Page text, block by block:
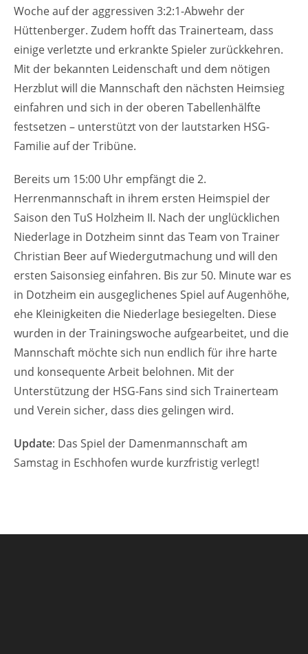
Woche auf der aggressiven 3:2:1-Abwehr der
Hüttenberger. Zudem hofft das Trainerteam, dass
einige verletzte und erkrankte Spieler zurückkehren.
Mit der bekannten Leidenschaft und dem nötigen
Herzblut will die Mannschaft den nächsten Heimsieg
einfahren und sich in der oberen Tabellenhälfte
festsetzen – unterstützt von der lautstarken HSG-
Familie auf der Tribüne.
Bereits um 15:00 Uhr empfängt die 2.
Herrenmannschaft in ihrem ersten Heimspiel der
Saison den TuS Holzheim II. Nach der unglücklichen
Niederlage in Dotzheim sinnt das Team von Trainer
Christian Beer auf Wiedergutmachung und will den
ersten Saisonsieg einfahren. Bis zur 50. Minute war es
in Dotzheim ein ausgeglichenes Spiel auf Augenhöhe,
ehe Kleinigkeiten die Niederlage besiegelten. Diese
wurden in der Trainingswoche aufgearbeitet, und die
Mannschaft möchte sich nun endlich für ihre harte
und konsequente Arbeit belohnen. Mit der
Unterstützung der HSG-Fans sind sich Trainerteam
und Verein sicher, dass dies gelingen wird.
Update: Das Spiel der Damenmannschaft am
Samstag in Eschhofen wurde kurzfristig verlegt!